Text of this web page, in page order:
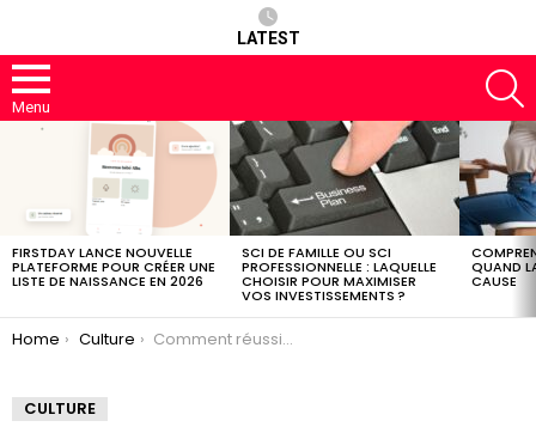
LATEST
Menu
FIRSTDAY LANCE NOUVELLE
PLATEFORME POUR CRÉER UNE
LISTE DE NAISSANCE EN 2026
SCI DE FAMILLE OU SCI
PROFESSIONNELLE : LAQUELLE
CHOISIR POUR MAXIMISER
VOS INVESTISSEMENTS ?
QUAND
CAUSE
You are here:
Home Culture Comment réussir l’élaboration de vos cartes de restaurant
CULTURE